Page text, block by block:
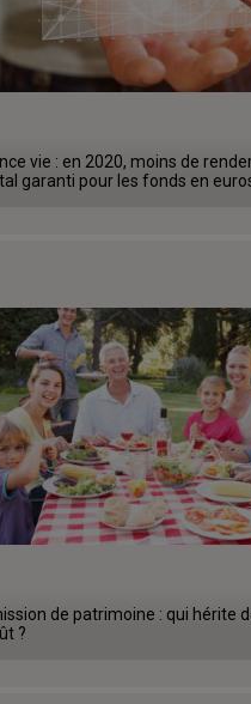
vie : en 2020, moins de
garanti pour les fonds en
de patrimoine : qui hérite
?